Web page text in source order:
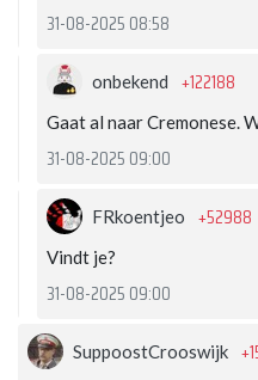
31-08-2025 08:58
onbekend +122188
Gaat al naar Cremonese.
31-08-2025 09:00
FRkoentjeo +52988
Vindt je?
31-08-2025 09:00
SuppoostCrooswijk